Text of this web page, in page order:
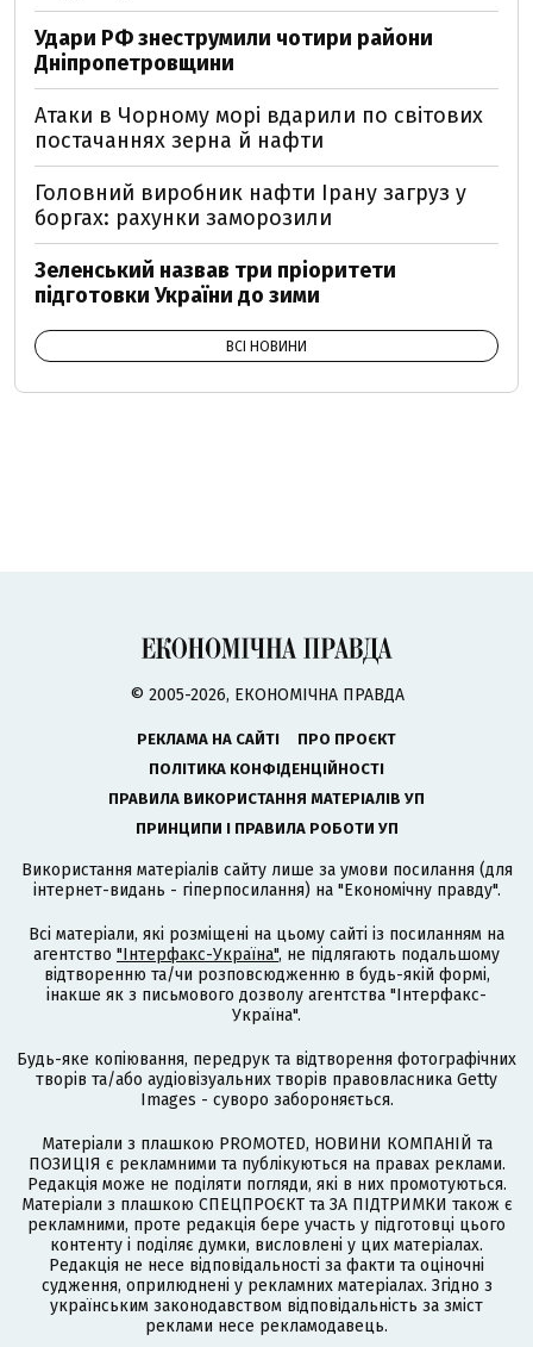
Удари РФ знеструмили чотири райони
Дніпропетровщини
Атаки в Чорному морі вдарили по світових
постачаннях зерна й нафти
Головний виробник нафти Ірану загруз у
боргах: рахунки заморозили
Зеленський назвав три пріоритети
підготовки України до зими
ВСІ НОВИНИ
© 2005-2026, ЕКОНОМІЧНА ПРАВДА
РЕКЛАМА НА САЙТІ
ПРО ПРОЄКТ
ПОЛІТИКА КОНФІДЕНЦІЙНОСТІ
ПРАВИЛА ВИКОРИСТАННЯ МАТЕРІАЛІВ УП
ПРИНЦИПИ І ПРАВИЛА РОБОТИ УП
Використання матеріалів сайту лише за умови посилання (для
інтернет-видань - гіперпосилання) на "Економічну правду".
Всі матеріали, які розміщені на цьому сайті із посиланням на
агентство "Інтерфакс-Україна", не підлягають подальшому
відтворенню та/чи розповсюдженню в будь-якій формі,
інакше як з письмового дозволу агентства "Інтерфакс-
Україна".
Будь-яке копіювання, передрук та відтворення фотографічних
творів та/або аудіовізуальних творів правовласника Getty
Images - суворо забороняється.
Матеріали з плашкою PROMOTED, НОВИНИ КОМПАНІЙ та
ПОЗИЦІЯ є рекламними та публікуються на правах реклами.
Редакція може не поділяти погляди, які в них промотуються.
Матеріали з плашкою СПЕЦПРОЄКТ та ЗА ПІДТРИМКИ також є
рекламними, проте редакція бере участь у підготовці цього
контенту і поділяє думки, висловлені у цих матеріалах.
Редакція не несе відповідальності за факти та оціночні
судження, оприлюднені у рекламних матеріалах. Згідно з
українським законодавством відповідальність за зміст
реклами несе рекламодавець.